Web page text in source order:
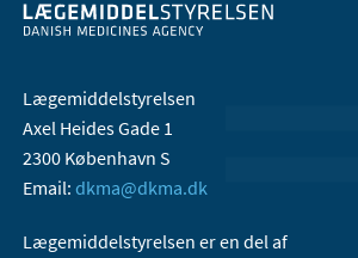
Lægemiddelstyrelsen
Axel Heides Gade 1
2300 København S
Email: dkma@dkma.dk
Lægemiddelstyrelsen er en del af